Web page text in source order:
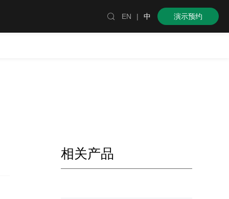
 EN | 中 演示预约
相关产品